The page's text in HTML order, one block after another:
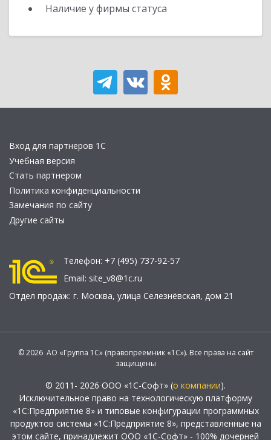
Наличие у фирмы статуса
Вход для партнеров 1С
Учебная версия
Стать партнером
Политика конфиденциальности
Замечания по сайту
Другие сайты
Телефон: +7 (495) 737-92-57
Email: site_v8@1c.ru
Отдел продаж: г. Москва, улица Селезнёвская, дом 21
© 2026 АО «Группа 1С» (правопреемник «1С»). Все права на сайт
защищены
© 2011- 2026 ООО «1С-Софт» (о компании).
Исключительное право на технологическую платформу
«1С:Предприятие 8» и типовые конфигурации программных
продуктов системы «1С:Предприятие 8», представленные на
этом сайте, принадлежит ООО «1С-Софт» - 100% дочерней